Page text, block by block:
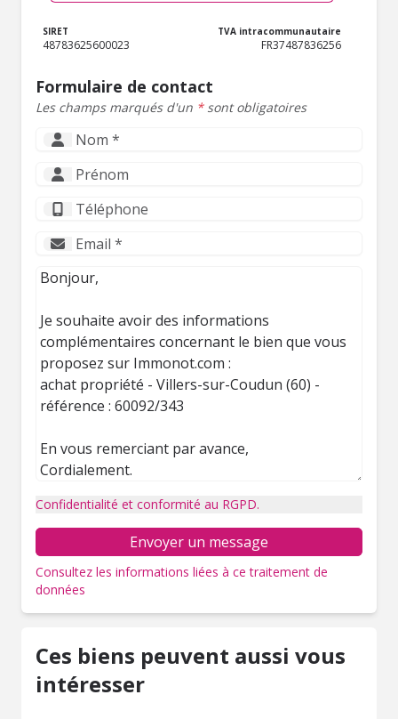
SIRET
48783625600023
TVA intracommunautaire
FR37487836256
Formulaire de contact
Les champs marqués d'un *sont obligatoires
Confidentialité et conformité au RGPD.
Envoyer un message
Consultez les informations liées à ce traitement de
données
Ces biens peuvent aussi vous
intéresser